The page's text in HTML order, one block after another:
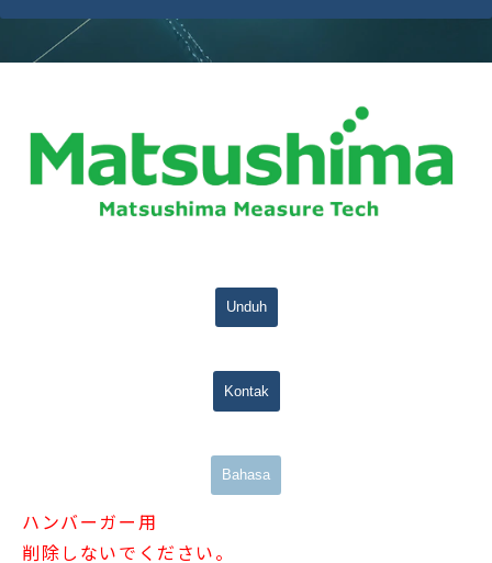
Unduh
Kontak
Bahasa
ハンバーガー用
削除しないでください。